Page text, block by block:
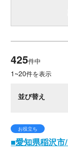
425件中
1~20件を表示
並び替え
お役立ち